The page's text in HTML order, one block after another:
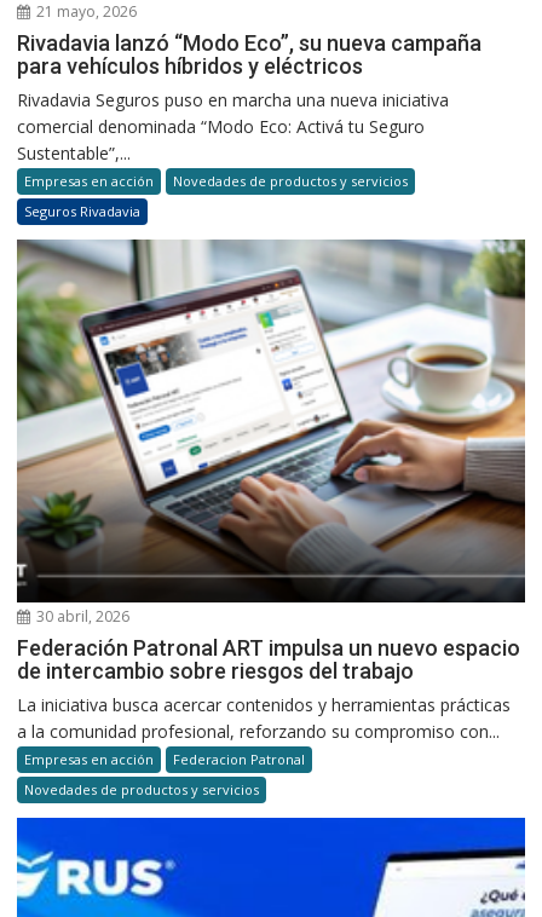
21 mayo, 2026
Rivadavia lanzó “Modo Eco”, su nueva campaña
para vehículos híbridos y eléctricos
Rivadavia Seguros puso en marcha una nueva iniciativa
comercial denominada “Modo Eco: Activá tu Seguro
Sustentable”,...
Empresas en acción
Novedades de productos y servicios
Seguros Rivadavia
30 abril, 2026
Federación Patronal ART impulsa un nuevo espacio
de intercambio sobre riesgos del trabajo
La iniciativa busca acercar contenidos y herramientas prácticas
a la comunidad profesional, reforzando su compromiso con...
Empresas en acción
Federacion Patronal
Novedades de productos y servicios